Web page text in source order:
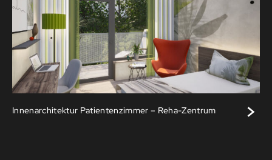
Innenarchitektur Patientenzimmer – Reha-Zentrum >